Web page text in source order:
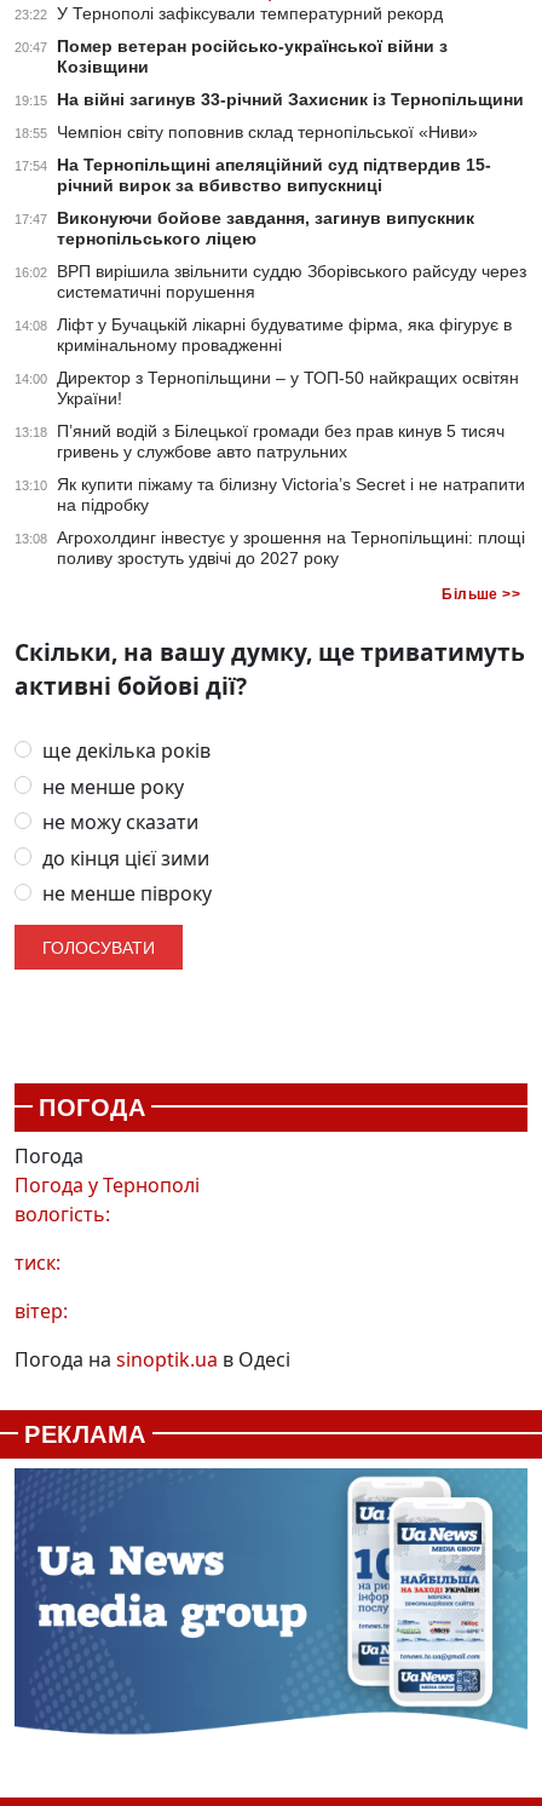
23:22 У Тернополі зафіксували температурний рекорд
20:47
Помер ветеран російсько-української війни з
Козівщини
19:15 На війні загинув 33-річний Захисник із Тернопільщини
18:55 Чемпіон світу поповнив склад тернопільської «Ниви»
17:54
На Тернопільщині апеляційний суд підтвердив 15-
річний вирок за вбивство випускниці
17:47
Виконуючи бойове завдання, загинув випускник
тернопільського ліцею
16:02
ВРП вирішила звільнити суддю Зборівського райсуду через
систематичні порушення
14:08
Ліфт у Бучацькій лікарні будуватиме фірма, яка фігурує в
кримінальному провадженні
14:00
Директор з Тернопільщини – у ТОП-50 найкращих освітян
України!
13:18
П’яний водій з Білецької громади без прав кинув 5 тисяч
гривень у службове авто патрульних
13:10
Як купити піжаму та білизну Victoria’s Secret і не натрапити
на підробку
13:08
Агрохолдинг інвестує у зрошення на Тернопільщині: площі
поливу зростуть удвічі до 2027 року
Більше >>
Скільки, на вашу думку, ще триватимуть
активні бойові дії?
ще декілька років
не менше року
не можу сказати
до кінця цієї зими
не менше півроку
ПОГОДА
Погода
Погода уТернополі
вологість:
тиск:
вітер:
Погода на sinoptik.ua в Одесі
РЕКЛАМА